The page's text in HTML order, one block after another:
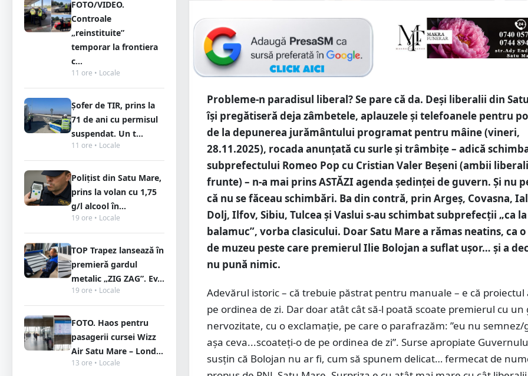
FOTO/VIDEO.
Controale
„reinstituite”
temporar la frontiera
c...
11 ore • Locale
Șofer de TIR, prins la
71 de ani cu permisul
suspendat. Un t...
11 ore • Locale
Polițist din Satu Mare,
prins la volan cu 1,75
g/l alcool în...
19 ore • Locale
TOP Trapez lansează în
premieră gardul
metalic „ZIG ZAG”. Ev...
19 ore • Locale
FOTO. Haos pentru
pasagerii cursei Wizz
Air Satu Mare – Lond...
13 ore • Locale
Probleme-n paradisul liberal? Se pare că da. Deși liberalii din
își pregătiseră deja zâmbetele, aplauzele și telefoanele pentru
de la depunerea jurământului programat pentru mâine (vineri,
28.11.2025), rocada anunțată cu surle și trâmbițe – adică
subprefectului Romeo Pop cu Cristian Valer Beșeni (ambii
frunte) – n-a mai prins ASTĂZI agenda ședinței de guvern. Și nu
că nu se făceau schimbări. Ba din contră, prin Argeș, Covasna,
Dolj, Ilfov, Sibiu, Tulcea și Vaslui s-au schimbat subprefecții „ca la
balamuc”, vorba clasicului. Doar Satu Mare a rămas neatins, ca
de muzeu peste care premierul Ilie Bolojan a suflat ușor… și a
nu pună nimic.
Adevărul istoric – că trebuie păstrat pentru manuale – e că proiectul
pe ordinea de zi. Dar doar atât cât să-l poată scoate premierul cu un
nervozitate, cu o exclamație, pe care o parafrazăm: ”eu nu semnez/
așa ceva...scoateți-o de pe ordinea de zi”. Surse apropiate
susțin că Bolojan nu ar fi, cum să spunem delicat… fermecat de